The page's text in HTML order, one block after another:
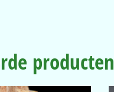
producten